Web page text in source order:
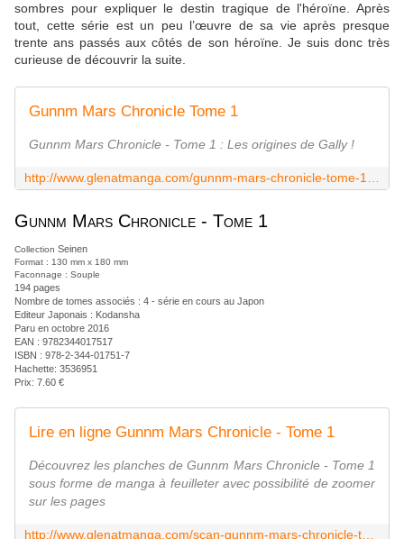
sombres pour expliquer le destin tragique de l'héroïne. Après
tout, cette série est un peu l’œuvre de sa vie après presque
trente ans passés aux côtés de son héroïne. Je suis donc très
curieuse de découvrir la suite.
Gunnm Mars Chronicle Tome 1
Gunnm Mars Chronicle - Tome 1 : Les origines de Gally !
Gunnm Mars Chronicle - Tome 1
Collection Seinen
Format : 130 mm x 180 mm
Faconnage : Souple
194 pages
Nombre de tomes associés : 4 - série en cours au Japon
Editeur Japonais : Kodansha
Paru en octobre 2016
EAN : 9782344017517
ISBN : 978-2-344-01751-7
Hachette: 3536951
Prix: 7.60 €
Lire en ligne Gunnm Mars Chronicle - Tome 1
Découvrez les planches de Gunnm Mars Chronicle - Tome 1
sous forme de manga à feuilleter avec possibilité de zoomer
sur les pages